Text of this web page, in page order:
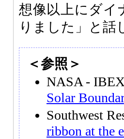
想像以上にダイ
りました」と話
＜参照＞
NASA -
Solar
Southwest
ribbon at the